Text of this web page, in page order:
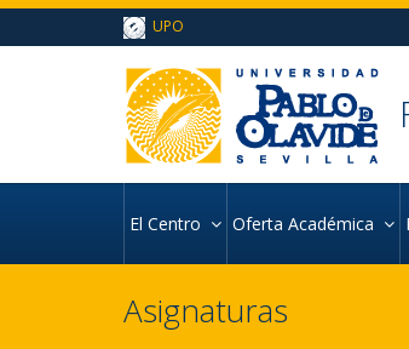
Ir al contenido principal de la página (alt + s)
Ir a la cabecera de la página (alt + c)
Ir al pie de la página (alt + p)
Ir al menú principal (alt + u)
UPO
El Centro Oferta Académica
Asignaturas